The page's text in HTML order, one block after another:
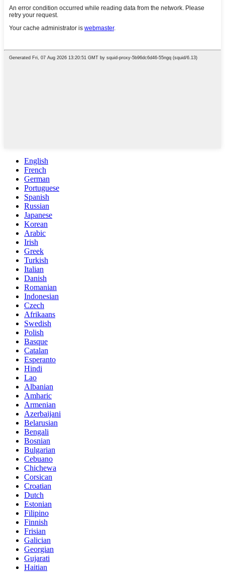
English
French
German
Portuguese
Spanish
Russian
Japanese
Korean
Arabic
Irish
Greek
Turkish
Italian
Danish
Romanian
Indonesian
Czech
Afrikaans
Swedish
Polish
Basque
Catalan
Esperanto
Hindi
Lao
Albanian
Amharic
Armenian
Azerbaijani
Belarusian
Bengali
Bosnian
Bulgarian
Cebuano
Chichewa
Corsican
Croatian
Dutch
Estonian
Filipino
Finnish
Frisian
Galician
Georgian
Gujarati
Haitian